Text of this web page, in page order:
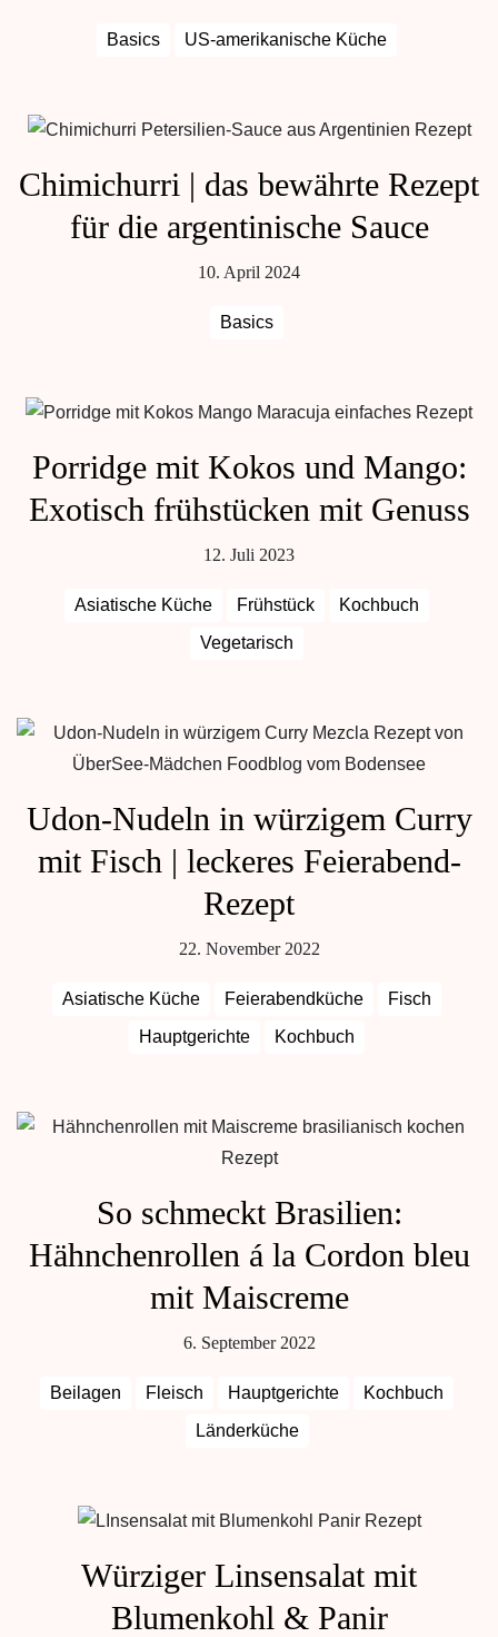
Basics US-amerikanische Küche
Chimichurri | das bewährte Rezept
für die argentinische Sauce
10. April 2024
Basics
Porridge mit Kokos und Mango:
Exotisch frühstücken mit Genuss
12. Juli 2023
Asiatische Küche Frühstück
Kochbuch
Vegetarisch
Udon-Nudeln in würzigem Curry
mit Fisch | leckeres Feierabend-
Rezept
22. November 2022
Asiatische Küche Feierabendküche
Fisch
Hauptgerichte
Kochbuch
So schmeckt Brasilien:
Hähnchenrollen á la Cordon bleu
mit Maiscreme
6. September 2022
Beilagen Fleisch Hauptgerichte
Kochbuch
Länderküche
Würziger Linsensalat mit
Blumenkohl & Panir